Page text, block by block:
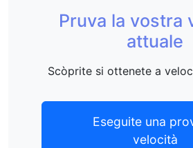
Pruva la vostra
attuale
Scòprite si ottenete a
Eseguite una
velocità